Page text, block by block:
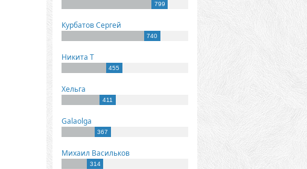
799
Курбатов Сергей
740
Никита Т
455
Хельга
411
Galaolga
367
Михаил Васильков
314